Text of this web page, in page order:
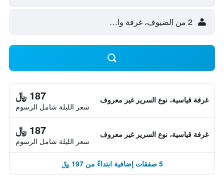
2 من الضيوف، غرفة واحدة
غرفة قياسية، نوع السرير غير معروف 187 ﷼
سعر الليلة شامل الرسوم
غرفة قياسية، نوع السرير غير معروف 187 ﷼
سعر الليلة شامل الرسوم
5 صفقات إضافية ابتداءً من 197 ﷼